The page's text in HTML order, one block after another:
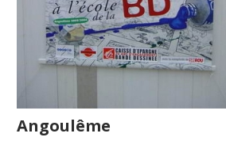
Angoulême